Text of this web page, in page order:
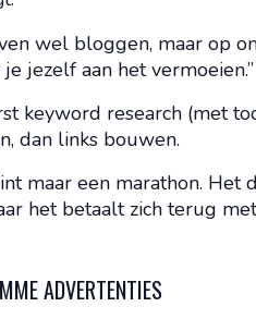
wel bloggen, maar op
jezelf aan het vermoeien.”
keyword research (met
dan links bouwen.
maar een marathon. Het
het betaalt zich terug
ADVERTENTIES